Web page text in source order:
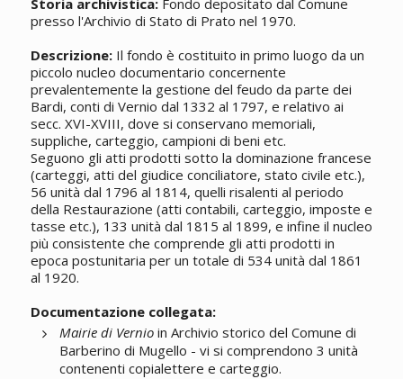
Storia archivistica:Fondo depositato dal Comune
presso l'Archivio di Stato di Prato nel 1970.
Descrizione:Il fondo è costituito in primo luogo da un
piccolo nucleo documentario concernente
prevalentemente la gestione del feudo da parte dei
Bardi, conti di Vernio dal 1332 al 1797, e relativo ai
secc. XVI-XVIII, dove si conservano memoriali,
suppliche, carteggio, campioni di beni etc.
Seguono gli atti prodotti sotto la dominazione francese
(carteggi, atti del giudice conciliatore, stato civile etc.),
56 unità dal 1796 al 1814, quelli risalenti al periodo
della Restaurazione (atti contabili, carteggio, imposte e
tasse etc.), 133 unità dal 1815 al 1899, e infine il nucleo
più consistente che comprende gli atti prodotti in
epoca postunitaria per un totale di 534 unità dal 1861
al 1920.
Documentazione collegata:
Mairie di Vernioin Archivio storico del Comune di
Barberino di Mugello - vi si comprendono 3 unità
contenenti copialettere e carteggio.